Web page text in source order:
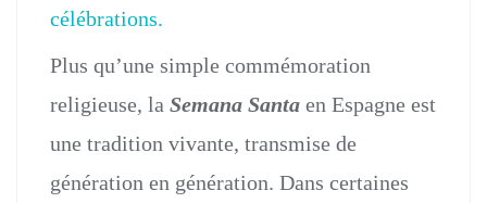
célébrations.
Plus qu’une simple commémoration
religieuse, la Semana Santa en Espagne est
une tradition vivante, transmise de
génération en génération. Dans certaines